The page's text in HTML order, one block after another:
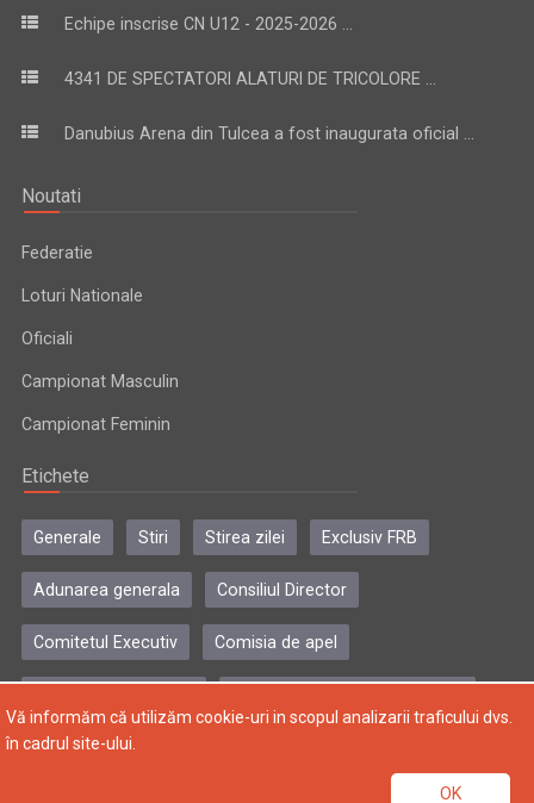
Echipe inscrise CN U12 - 2025-2026 ...
4341 DE SPECTATORI ALATURI DE TRICOLORE ...
Danubius Arena din Tulcea a fost inaugurata oficial ...
Noutati
Federatie
Loturi Nationale
Oficiali
Campionat Masculin
Campionat Feminin
Etichete
Generale Stiri Stirea zilei Exclusiv FRB
Adunarea generala Consiliul Director
Comitetul Executiv Comisia de apel
Copyright © 2004-2024, Federatia Romana de Baschet. Toate
Vă informăm că utilizăm cookie-uri in scopul analizarii traficului dvs.
în cadrul site-ului.
OK